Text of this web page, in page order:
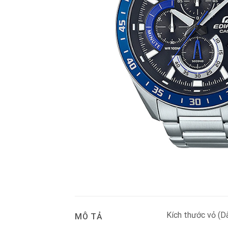
MÔ TẢ Kích thước vỏ